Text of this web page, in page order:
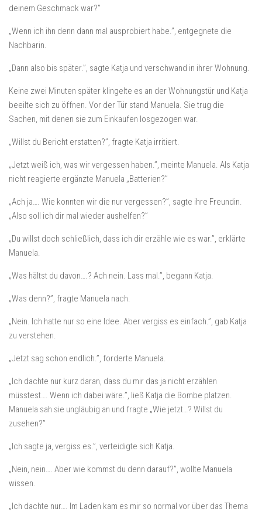
deinem Geschmack war?”
„Wenn ich ihn denn dann mal ausprobiert habe.”, entgegnete die
Nachbarin.
„Dann also bis später.”, sagte Katja und verschwand in ihrer Wohnung.
Keine zwei Minuten später klingelte es an der Wohnungstür und Katja
beeilte sich zu öffnen. Vor der Tür stand Manuela. Sie trug die
Sachen, mit denen sie zum Einkaufen losgezogen war.
„Willst du Bericht erstatten?”, fragte Katja irritiert.
„Jetzt weiß ich, was wir vergessen haben.”, meinte Manuela. Als Katja
nicht reagierte ergänzte Manuela „Batterien?”
„Ach ja…. Wie konnten wir die nur vergessen?”, sagte ihre Freundin.
„Also soll ich dir mal wieder aushelfen?”
„Du willst doch schließlich, dass ich dir erzähle wie es war.”, erklärte
Manuela.
„Was hältst du davon….? Ach nein. Lass mal.”, begann Katja.
„Was denn?”, fragte Manuela nach.
„Nein. Ich hatte nur so eine Idee. Aber vergiss es einfach.”, gab Katja
zu verstehen.
„Jetzt sag schon endlich.”, forderte Manuela.
„Ich dachte nur kurz daran, dass du mir das ja nicht erzählen
müsstest…. Wenn ich dabei wäre.”, ließ Katja die Bombe platzen.
Manuela sah sie ungläubig an und fragte „Wie jetzt…? Willst du
zusehen?”
„Ich sagte ja, vergiss es.”, verteidigte sich Katja.
„Nein, nein…. Aber wie kommst du denn darauf?”, wollte Manuela
wissen.
„Ich dachte nur…. Im Laden kam es mir so normal vor über das Thema